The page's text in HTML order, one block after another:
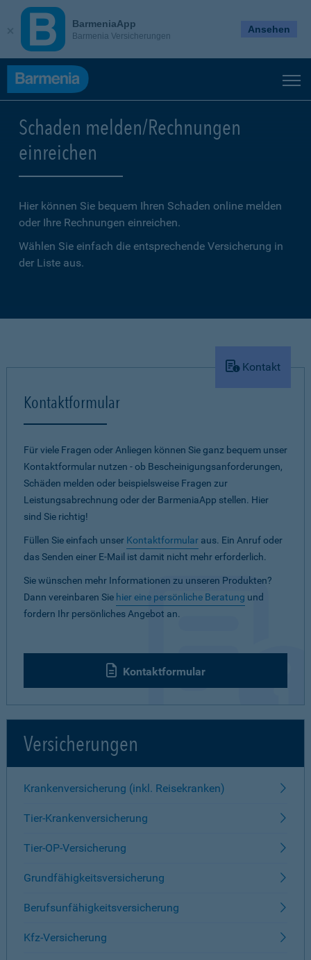
Schaden melden/Rechnungen
einreichen
Hier können Sie bequem Ihren Schaden online melden
oder Ihre Rechnungen einreichen.
Wählen Sie einfach die entsprechende Versicherung in
der Liste aus.
Kontakt
Kontaktformular
Für viele Fragen oder Anliegen können Sie ganz bequem unser
Kontaktformular nutzen - ob Bescheinigungsanforderungen,
Schäden melden oder beispielsweise Fragen zur
Leistungsabrechnung oder der BarmeniaApp stellen. Hier
sind Sie richtig!
Füllen Sie einfach unser Kontaktformular aus. Ein Anruf oder
das Senden einer E-Mail ist damit nicht mehr erforderlich.
Sie wünschen mehr Informationen zu unseren Produkten?
Dann vereinbaren Sie hier eine persönliche Beratung und
fordern Ihr persönliches Angebot an.
Kontaktformular
Versicherungen
Krankenversicherung (inkl. Reisekranken)
Tier-Krankenversicherung
Tier-OP-Versicherung
Grundfähigkeitsversicherung
Berufsunfähigkeitsversicherung
Kfz-Versicherung
BarmeniaApp
Barmenia Versicherungen
Ansehen